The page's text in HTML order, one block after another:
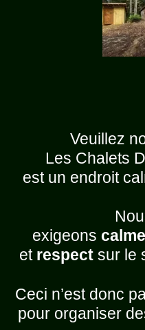
Veuillez
Les Chalets
est un endroit
exigeons calme
et respectsur le
Ceci n’est donc
pour organiser